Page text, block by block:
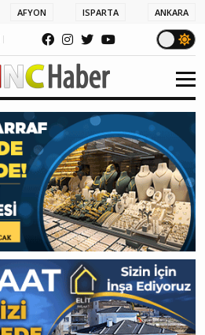
AFYON ISPARTA ANKARA